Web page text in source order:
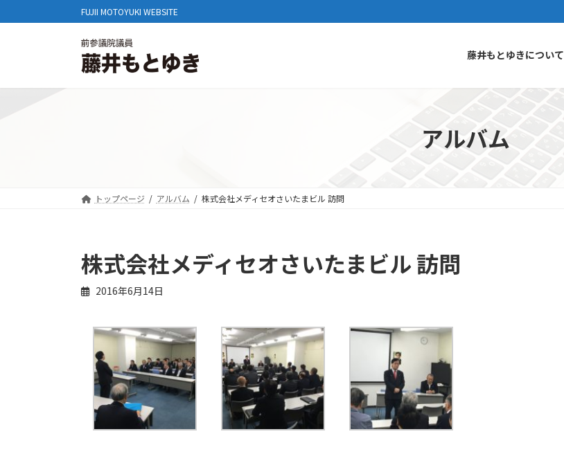
ン
へ
ビ
ョ
FUJII MOTOYUKI WEBSITE
藤井もとゆきについて
アルバム
トップページ アルバム 株式会社メディセオさいたまビル 訪問
株式会社メディセオさいたまビル 訪問
2016年6月14日